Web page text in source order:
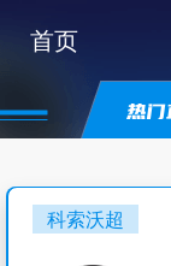
首页
科索沃超